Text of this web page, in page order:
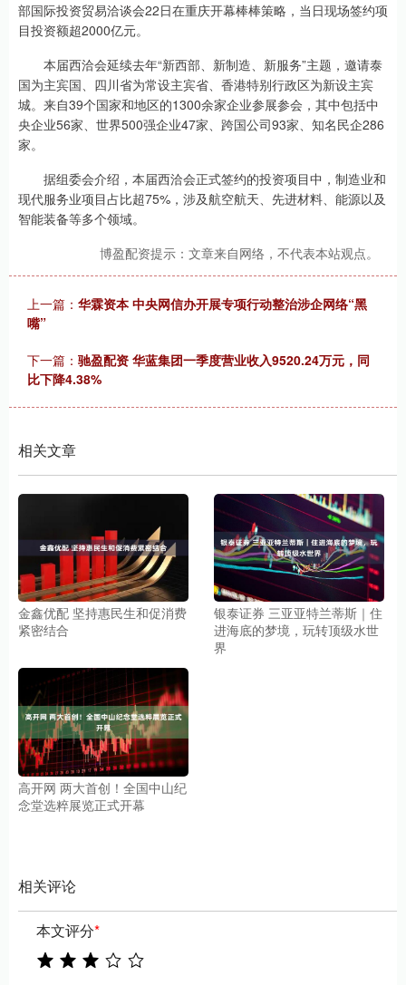
部国际投资贸易洽谈会22日在重庆开幕棒棒策略，当日现场签约项
目投资额超2000亿元。
本届西洽会延续去年“新西部、新制造、新服务”主题，邀请泰
国为主宾国、四川省为常设主宾省、香港特别行政区为新设主宾
城。来自39个国家和地区的1300余家企业参展参会，其中包括中
央企业56家、世界500强企业47家、跨国公司93家、知名民企286
家。
据组委会介绍，本届西洽会正式签约的投资项目中，制造业和
现代服务业项目占比超75%，涉及航空航天、先进材料、能源以及
智能装备等多个领域。
博盈配资提示：文章来自网络，不代表本站观点。
上一篇： 华霖资本 中央网信办开展专项行动整治涉企网络“黑
嘴”
下一篇： 驰盈配资 华蓝集团一季度营业收入9520.24万元，同
比下降4.38%
相关文章
金鑫优配 坚持惠民生和促消费
紧密结合
银泰证券 三亚亚特兰蒂斯｜住
进海底的梦境，玩转顶级水世
界
高开网 两大首创！全国中山纪
念堂选粹展览正式开幕
相关评论
本文评分*